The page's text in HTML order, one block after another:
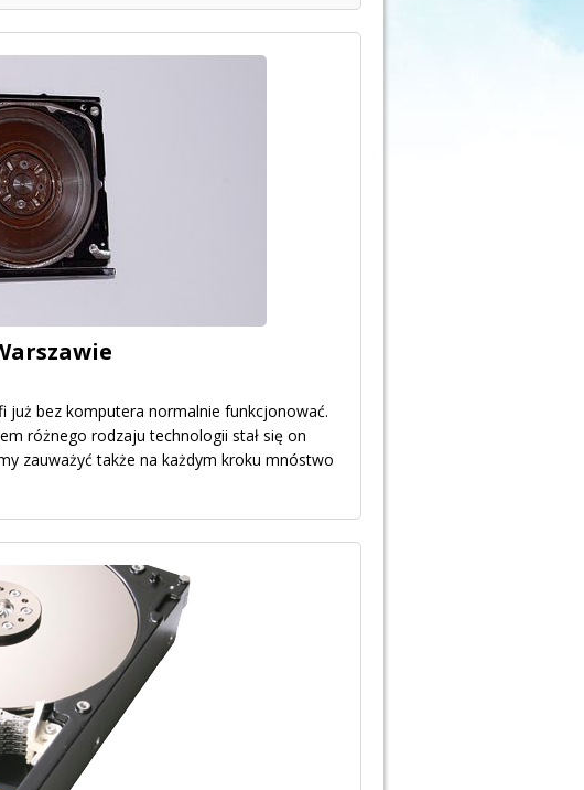
już bez komputera normalnie funkcjonować.
różnego rodzaju technologii stał się on
zauważyć także na każdym kroku mnóstwo